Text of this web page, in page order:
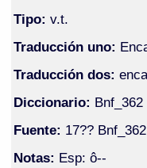
Tipo: v.t.
Traducción uno:
Traducción dos:
Diccionario: Bnf_362
Fuente: 17?? Bnf_362
Notas: Esp: ô--